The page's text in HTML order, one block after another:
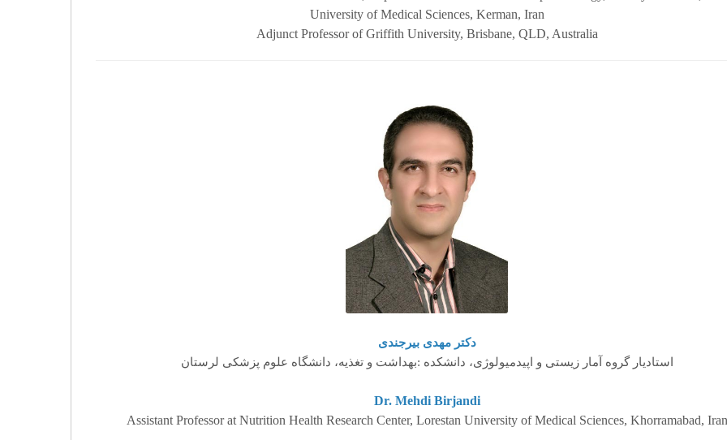
University of Medical Sciences, Kerman, Iran
Adjunct Professor of Griffith University, Brisbane, QLD, Australia
دکتر مهدی بیرجندی
استادیار گروه آمار زیستی و اپیدمیولوژی، دانشکده :بهداشت و تغذیه، دانشگاه علوم پزشکی لرستان
Dr. Mehdi Birjandi
Assistant Professor at Nutrition Health Research Center, Lorestan University of Medical Sciences, Khorramabad, Iran